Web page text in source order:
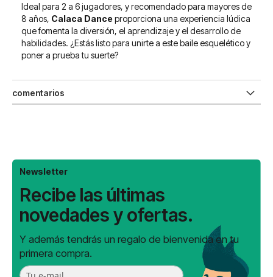
Ideal para 2 a 6 jugadores, y recomendado para mayores de
8 años, Calaca Dance proporciona una experiencia lúdica
que fomenta la diversión, el aprendizaje y el desarrollo de
habilidades. ¿Estás listo para unirte a este baile esquelético y
poner a prueba tu suerte?
comentarios
Newsletter
Recibe las últimas
novedades y ofertas.
Y además tendrás un regalo de bienvenida en tu
primera compra.